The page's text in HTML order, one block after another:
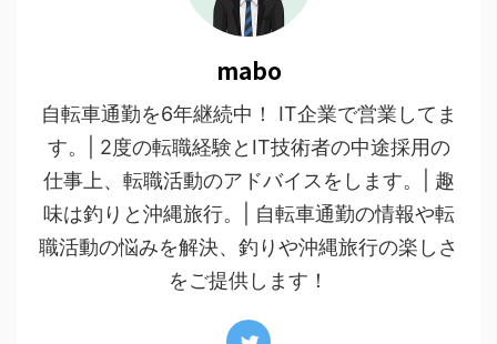
mabo
自転車通勤を6年継続中！ IT企業で営業してま
す。| 2度の転職経験とIT技術者の中途採用の
仕事上、転職活動のアドバイスをします。| 趣
味は釣りと沖縄旅行。| 自転車通勤の情報や転
職活動の悩みを解決、釣りや沖縄旅行の楽しさ
をご提供します！